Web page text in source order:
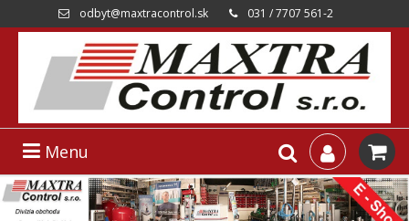
odbyt@maxtracontrol.sk 031 / 7707 561-2
Menu